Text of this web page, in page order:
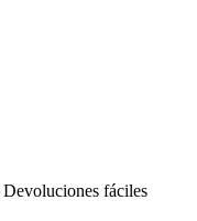
Devoluciones fáciles